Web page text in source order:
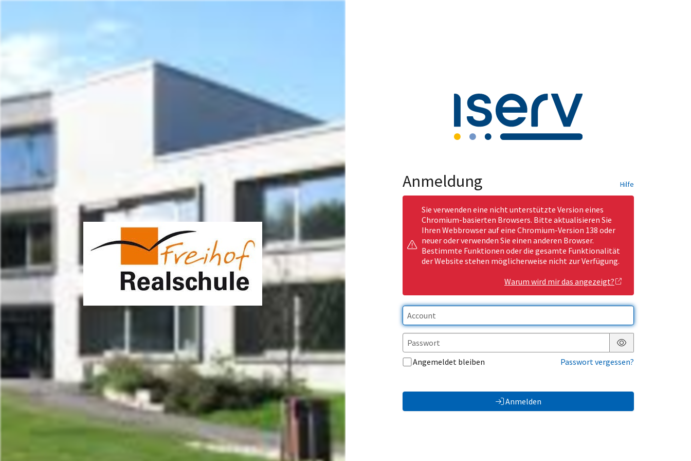
Anmeldung Hilfe
Sie verwenden eine nicht unterstützte Version eines
Chromium-basierten Browsers. Bitte aktualisieren Sie
Ihren Webbrowser auf eine Chromium-Version 138 oder
neuer oder verwenden Sie einen anderen Browser.
Bestimmte Funktionen oder die gesamte Funktionalität
der Website stehen möglicherweise nicht zur Verfügung.
Warum wird mir das angezeigt?
Passwort anzeigen
Angemeldet bleiben
Passwort vergessen?
Anmelden